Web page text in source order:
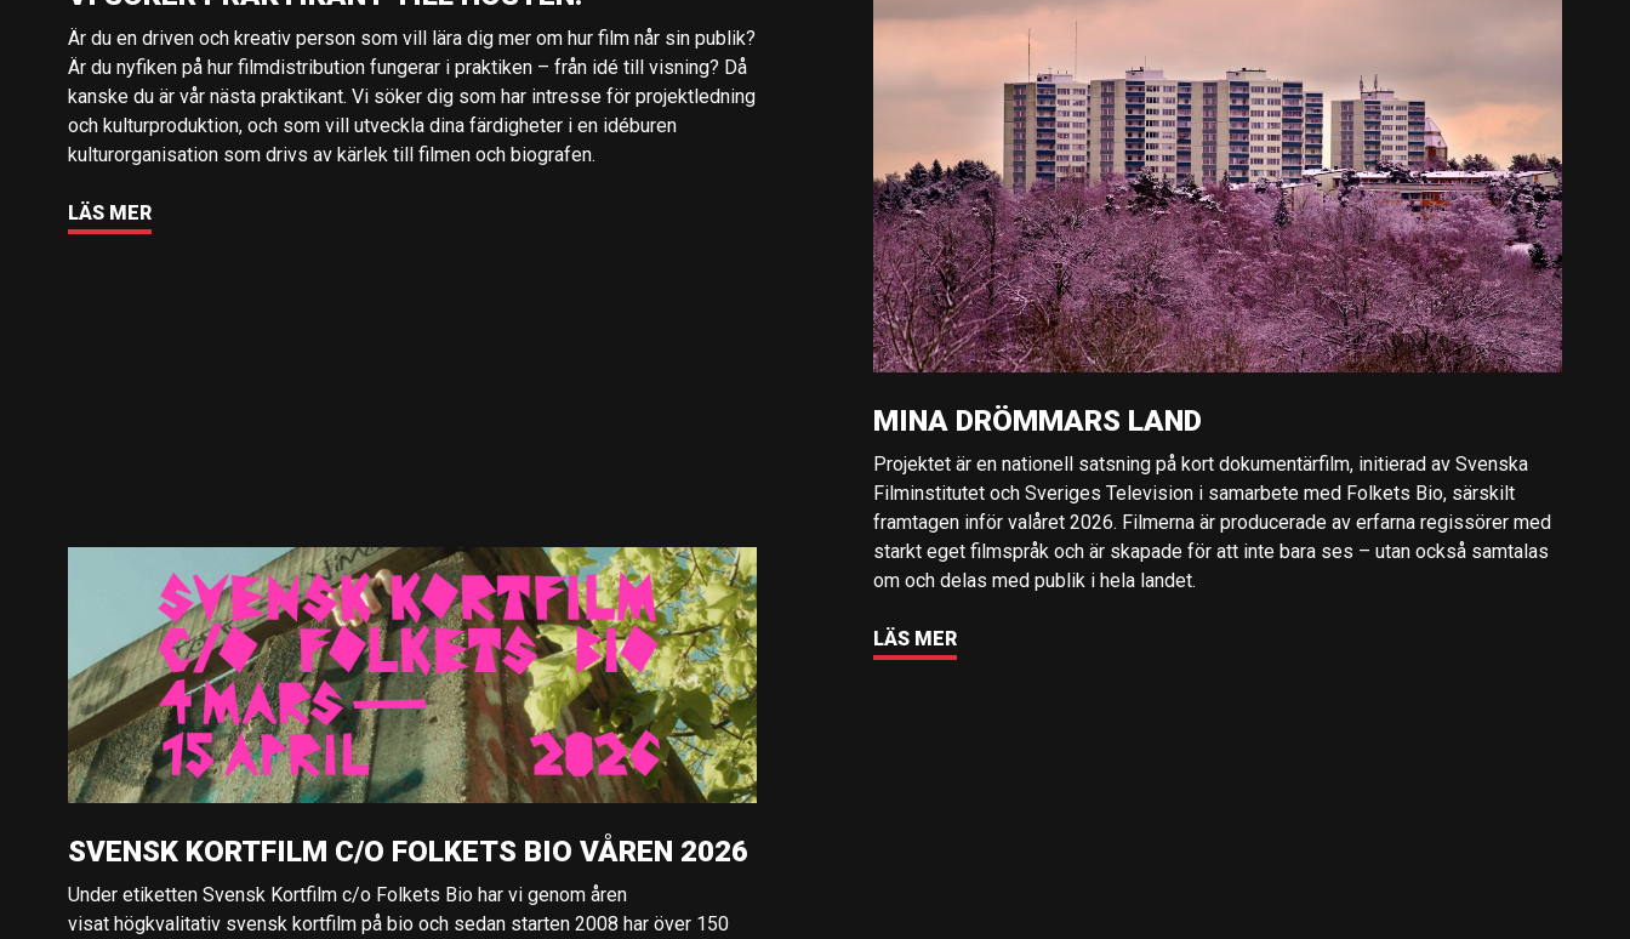
Är du en driven och kreativ person som vill lära dig mer om hur film når sin publik?
Är du nyfiken på hur filmdistribution fungerar i praktiken – från idé till visning? Då
kanske du är vår nästa praktikant. Vi söker dig som har intresse för projektledning
och kulturproduktion, och som vill utveckla dina färdigheter i en idéburen
kulturorganisation som drivs av kärlek till filmen och biografen.
LÄS MER
MINA DRÖMMARS LAND
Projektet är en nationell satsning på kort dokumentärfilm, initierad av Svenska
Filminstitutet och Sveriges Television i samarbete med Folkets Bio, särskilt
framtagen inför valåret 2026. Filmerna är producerade av erfarna regissörer med
starkt eget filmspråk och är skapade för att inte bara ses – utan också samtalas
om och delas med publik i hela landet.
LÄS MER
SVENSK KORTFILM C/O FOLKETS BIO VÅREN 2026
Under etiketten Svensk Kortfilm c/o Folkets Bio har vi genom åren
visat högkvalitativ svensk kortfilm på bio och sedan starten 2008 har över 150